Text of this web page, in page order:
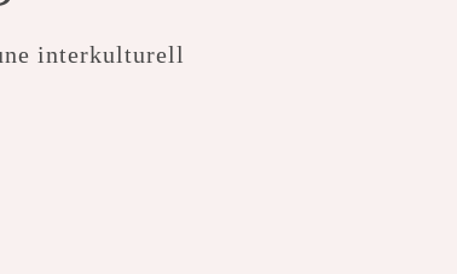
interkulturell